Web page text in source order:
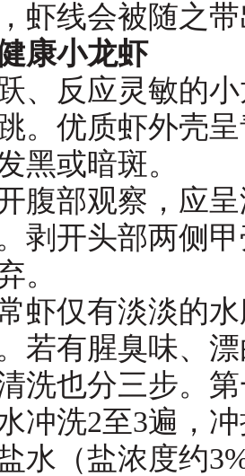
虾线会被随之
康小龙虾
反应灵敏的小
。优质虾外壳
黑或暗斑。
部观察，应呈
剥开头部两侧
。
仅有淡淡的水
若有腥臭味、
也分三步。第
冲洗2至3遍，
水（盐浓度约